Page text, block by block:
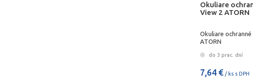
Okuliare
View 2 ATORN
Okuliare
ATORN
do 3 prac. dní
7,64 € / ks s DPH